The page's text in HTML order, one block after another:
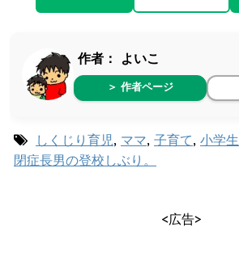
作者： よいこ
＞ 作者ページ
しくじり育児, ママ, 子育て, 小学生
閉症長男の登校しぶり。
<広告>